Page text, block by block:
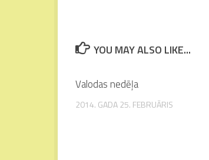
YOU MAY ALSO LIKE...
Valodas nedēļa
2014. GADA 25. FEBRUĀRIS